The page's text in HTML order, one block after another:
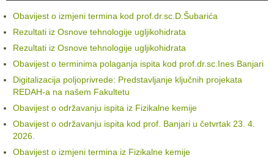
Obavijest o izmjeni termina kod prof.dr.sc.D.Šubarića
Rezultati iz Osnove tehnologije ugljikohidrata
Rezultati iz Osnove tehnologije ugljikohidrata
Obavijest o terminima polaganja ispita kod prof.dr.sc.Ines Banjari
Digitalizacija poljoprivrede: Predstavljanje ključnih projekata
REDAH-a na našem Fakultetu
Obavijest o održavanju ispita iz Fizikalne kemije
Obavijest o održavanju ispita kod prof. Banjari u četvrtak 23. 4.
2026.
Obavijest o izmjeni termina iz Fizikalne kemije